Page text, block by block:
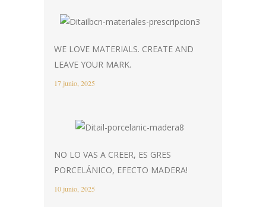
WE LOVE MATERIALS. CREATE AND
LEAVE YOUR MARK.
17 junio, 2025
NO LO VAS A CREER, ES GRES
PORCELÁNICO, EFECTO MADERA!
10 junio, 2025